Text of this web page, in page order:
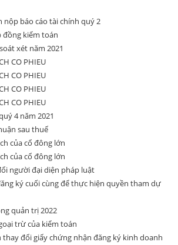
nộp báo cáo tài chính quý 2
đồng kiểm toán
xét năm 2021
CO PHIEU
CO PHIEU
CO PHIEU
CO PHIEU
4 năm 2021
sau thuế
của cổ đông lớn
của cổ đông lớn
người đại diện pháp luật
ký cuối cùng để thực hiện quyền tham dự
quản trị 2022
trừ của kiểm toán
đổi giấy chứng nhận đăng ký kinh doanh